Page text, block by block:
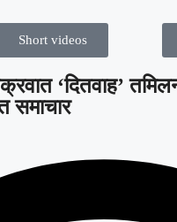
Short videos
‘दितवाह’
समाचार